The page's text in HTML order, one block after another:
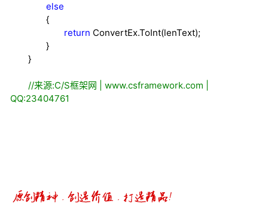
else
{
return ConvertEx.ToInt(lenText);
}
}
//来源:C/S框架网 | www.csframework.com |
QQ:23404761